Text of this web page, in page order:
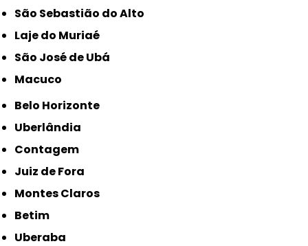
São Sebastião do Alto
Laje do Muriaé
São José de Ubá
Macuco
Belo Horizonte
Uberlândia
Contagem
Juiz de Fora
Montes Claros
Betim
Uberaba